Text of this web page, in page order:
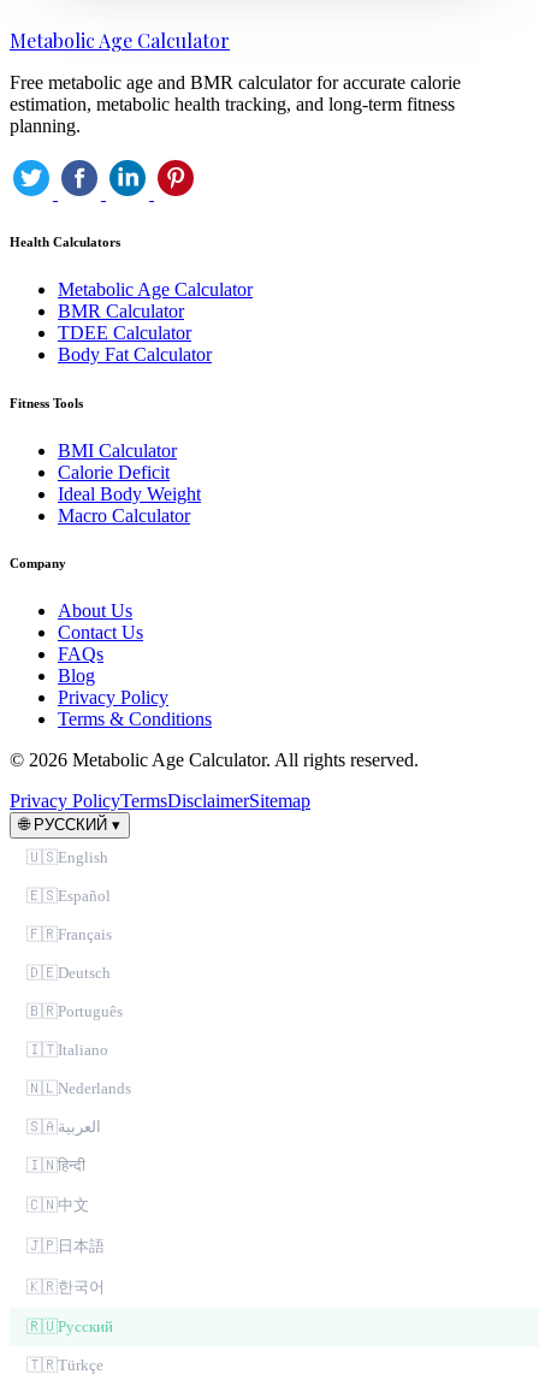
Metabolic Age Calculator
Free metabolic age and BMR calculator for accurate calorie
estimation, metabolic health tracking, and long-term fitness
planning.
Health Calculators
Metabolic Age Calculator
BMR Calculator
TDEE Calculator
Body Fat Calculator
Fitness Tools
BMI Calculator
Calorie Deficit
Ideal Body Weight
Macro Calculator
Company
About Us
Contact Us
FAQs
Blog
Privacy Policy
Terms & Conditions
© 2026 Metabolic Age Calculator. All rights reserved.
Privacy PolicyTermsDisclaimerSitemap
🌐 РУССКИЙ ▾
🇺🇸English
🇪🇸Español
🇫🇷Français
🇩🇪Deutsch
🇧🇷Português
🇮🇹Italiano
🇳🇱Nederlands
🇸🇦العربية
🇮🇳हिन्दी
🇨🇳中文
🇯🇵 日本語
🇰🇷한국어
🇷🇺Русский
🇹🇷Türkçe